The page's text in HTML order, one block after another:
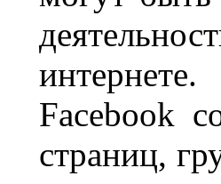
Facebook
страниц,